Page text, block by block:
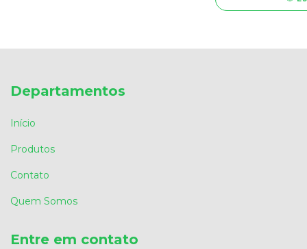
Departamentos
Início
Produtos
Contato
Quem Somos
Entre em contato